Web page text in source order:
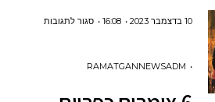
10 בדצמבר 2023 16:08 סגור לתגובותעל
RAMATGANNEWSADM